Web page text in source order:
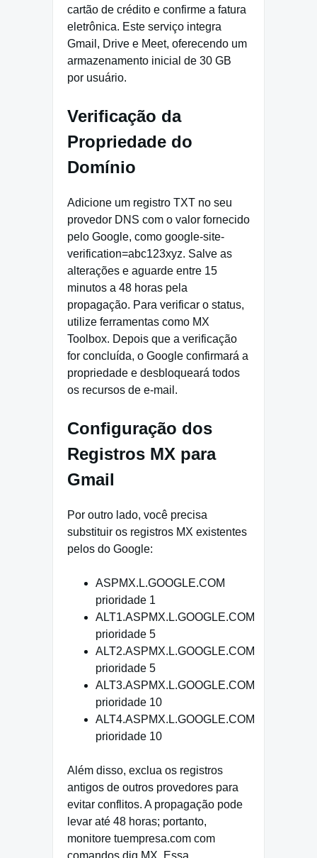
cartão de crédito e confirme a fatura
eletrônica. Este serviço integra
Gmail, Drive e Meet, oferecendo um
armazenamento inicial de 30 GB
por usuário.
Verificação da
Propriedade do
Domínio
Adicione um registro TXT no seu
provedor DNS com o valor fornecido
pelo Google, como google-site-
verification=abc123xyz. Salve as
alterações e aguarde entre 15
minutos a 48 horas pela
propagação. Para verificar o status,
utilize ferramentas como MX
Toolbox. Depois que a verificação
for concluída, o Google confirmará a
propriedade e desbloqueará todos
os recursos de e-mail.
Configuração dos
Registros MX para
Gmail
Por outro lado, você precisa
substituir os registros MX existentes
pelos do Google:
ASPMX.L.GOOGLE.COM
prioridade 1
ALT1.ASPMX.L.GOOGLE.COM
prioridade 5
ALT2.ASPMX.L.GOOGLE.COM
prioridade 5
ALT3.ASPMX.L.GOOGLE.COM
prioridade 10
ALT4.ASPMX.L.GOOGLE.COM
prioridade 10
Além disso, exclua os registros
antigos de outros provedores para
evitar conflitos. A propagação pode
levar até 48 horas; portanto,
monitore tuempresa.com com